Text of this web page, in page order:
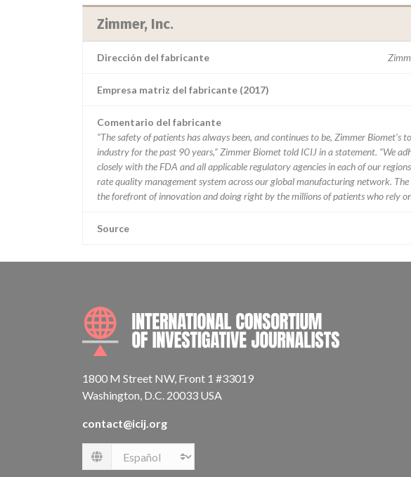
Zimmer, Inc.
Dirección del fabricante
Empresa matriz del fabricante (2017)
Comentario del fabricante
“The safety of patients has always been, and continues to be, Zimmer
industry for the past 90 years,” Zimmer Biomet told ICIJ in a statement. “We
closely with the FDA and all applicable regulatory agencies in each of our
rate quality management system across our global manufacturing network.
the forefront of innovation and doing right by the millions of patients who rely
Source
1800 M Street NW, Front 1 #33019
Washington, D.C. 20033 USA
contact@icij.org
Language